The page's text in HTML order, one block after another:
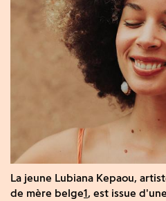
La jeune Lubiana Kepaou,
de mère belge1, est issue